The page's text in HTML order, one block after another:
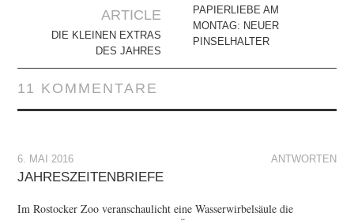
NavigationARTICLE
DIE KLEINEN EXTRAS
DES JAHRES
PAPIERLIEBE AM
MONTAG: NEUER
PINSELHALTER
11 KOMMENTARE
ANTWORTEN
6. MAI 2016
JAHRESZEITENBRIEFE
Im Rostocker Zoo veranschaulicht eine Wasserwirbelsäule die